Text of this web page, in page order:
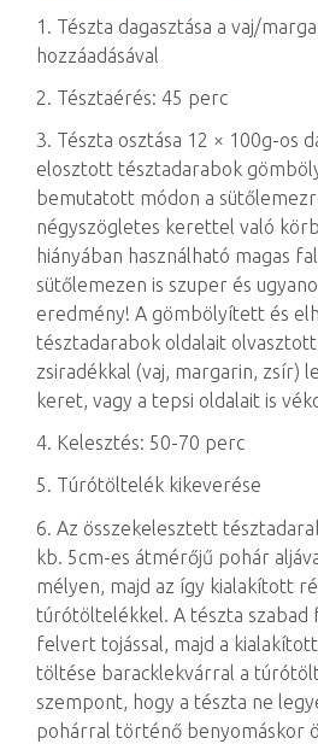
1. Tészta dagasztása a vaj/
hozzáadásával
2. Tésztaérés: 45 perc
3. Tészta osztása 12 × 100g-os
elosztott tésztadarabok
bemutatott módon a
négyszögletes kerettel való
hiányában használható magas
sütőlemezen is szuper és
eredmény! A gömbölyített és
tésztadarabok oldalait
zsiradékkal (vaj, margarin, zsír)
keret, vagy a tepsi oldalait is
4. Kelesztés: 50-70 perc
5. Túrótöltelék kikeverése
6. Az összekelesztett
kb. 5cm-es átmérőjű pohár
mélyen, majd az így kialakított
túrótöltelékkel. A tészta szabad
felvert tojással, majd a
töltése baracklekvárral a
szempont, hogy a tészta ne
pohárral történő benyomáskor